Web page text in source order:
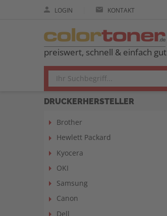
LOGIN KONTAKT
preiswert, schnell & einfach gut
DRUCKERHERSTELLER
Brother
Hewlett Packard
Kyocera
OKI
Samsung
Canon
Dell